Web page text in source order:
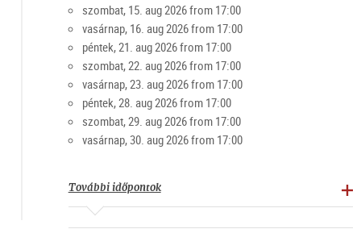
szombat, 15. aug 2026 from 17:00
vasárnap, 16. aug 2026 from 17:00
péntek, 21. aug 2026 from 17:00
szombat, 22. aug 2026 from 17:00
vasárnap, 23. aug 2026 from 17:00
péntek, 28. aug 2026 from 17:00
szombat, 29. aug 2026 from 17:00
vasárnap, 30. aug 2026 from 17:00
További időpontok